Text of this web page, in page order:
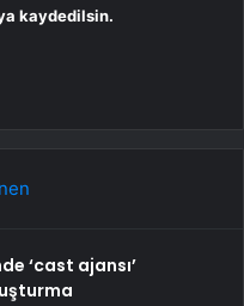
kaydedilsin.
‘cast ajansı’